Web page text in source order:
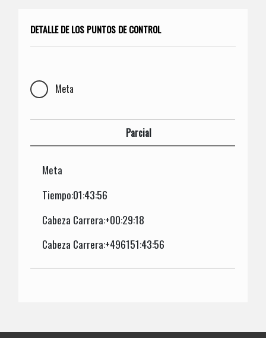
DETALLE DE LOS PUNTOS DE CONTROL
Meta
Parcial
Meta
Tiempo:01:43:56
Cabeza Carrera:+00:29:18
Cabeza Carrera:+496151:43:56